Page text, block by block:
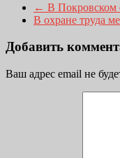
← В Покровском
В охране труда
Добавить
Ваш адрес email не